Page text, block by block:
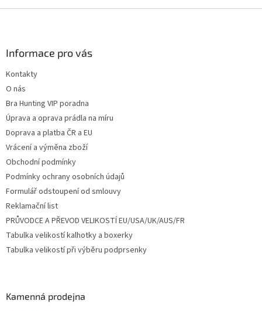
Informace pro vás
Kontakty
O nás
Bra Hunting VIP poradna
Úprava a oprava prádla na míru
Doprava a platba ČR a EU
Vrácení a výměna zboží
Obchodní podmínky
Podmínky ochrany osobních údajů
Formulář odstoupení od smlouvy
Reklamační list
PRŮVODCE A PŘEVOD VELIKOSTÍ EU/USA/UK/AUS/FR
Tabulka velikostí kalhotky a boxerky
Tabulka velikostí při výběru podprsenky
Kamenná prodejna